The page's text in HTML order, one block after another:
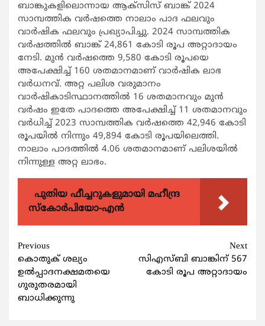
ബാങ്കുകളിലൊന്നായ ആക്സിസ് ബാങ്ക് 2024
സാമ്പത്തിക വര്‍ഷത്തെ നാലാം പാദ ഫലവും
വാര്‍ഷിക ഫലവും പ്രഖ്യാപിച്ചു. 2024 സാമ്പത്തിക
വര്‍ഷത്തില്‍ ബാങ്ക് 24,861 കോടി രൂപ അറ്റാദായം
നേടി. മുന്‍ വര്‍ഷത്തെ 9,580 കോടി രൂപയെ
അപേക്ഷിച്ച് 160 ശതമാനമാണ് വാര്‍ഷിക ലാഭ
വര്‍ധനവ്. അറ്റ പലിശ വരുമാനം
വാര്‍ഷികാടിസ്ഥാനത്തില്‍ 16 ശതമാനവും മുന്‍
വര്‍ഷം ഇതേ പാദത്തെ അപേക്ഷിച്ച് 11 ശതമാനവും
വര്‍ധിച്ച് 2023 സാമ്പത്തിക വര്‍ഷത്തെ 42,946 കോടി
രൂപയില്‍ നിന്നും 49,894 കോടി രൂപയിലെത്തി.
നാലാം പാദത്തില്‍ 4.06 ശതമാനമാണ് പലിശയില്‍
നിന്നുള്ള അറ്റ ലാഭം.
പുതിയ ഫീച്ചറുകളുമായി മഹീന്ദ്ര
സ്കോർപിയോ-എൻ
Continue
Reading
Previous
കൊതുക് ശല്യം
ഉല്‍പ്പാദനക്ഷമതയെ
ഗുരുതരമായി
ബാധിക്കുന്നു
Next
സിഎസ്ബി ബാങ്കിന് 567
കോടി രൂപ അറ്റാദായം